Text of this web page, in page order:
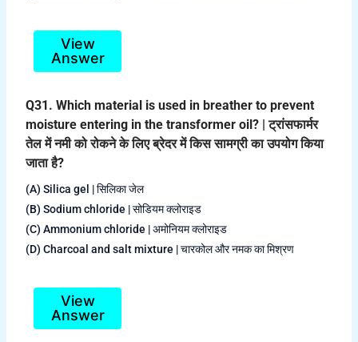
View
Answer
Q31. Which material is used in breather to prevent
moisture entering in the transformer oil? | ट्रांसफार्मर
तेल में नमी को रोकने के लिए ब्रेदर में किस सामग्री का उपयोग किया
जाता है?
(A) Silica gel | सिलिका जेल
(B) Sodium chloride | सोडियम क्लोराइड
(C) Ammonium chloride | अमोनियम क्लोराइड
(D) Charcoal and salt mixture | चारकोल और नमक का मिश्रण
View
Answer